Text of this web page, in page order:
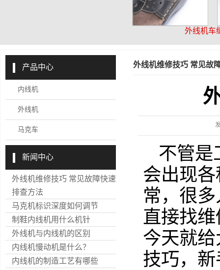
外线机车
产品中心
内线机
外线机
马克车
新闻中心
外线机维修技巧 常见故障快速
排查方法
马克机标识深度如何调节
制鞋内线机用什么机针
外线机与内线机的区别​
内线机慢动机是什么？
内线机的制造工艺有哪些
外线机维修技巧 常见故
不管是
会出现
常，很
直接找
今天就
技巧，